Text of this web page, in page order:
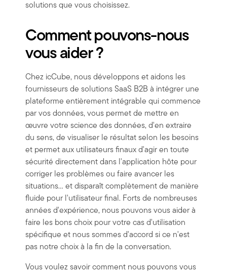
solutions que vous choisissez.
Comment pouvons-nous
vous aider ?
Chez icCube, nous développons et aidons les
fournisseurs de solutions SaaS B2B à intégrer une
plateforme entièrement intégrable qui commence
par vos données, vous permet de mettre en
œuvre votre science des données, d'en extraire
du sens, de visualiser le résultat selon les besoins
et permet aux utilisateurs finaux d'agir en toute
sécurité directement dans l'application hôte pour
corriger les problèmes ou faire avancer les
situations... et disparaît complètement de manière
fluide pour l'utilisateur final. Forts de nombreuses
années d'expérience, nous pouvons vous aider à
faire les bons choix pour votre cas d'utilisation
spécifique et nous sommes d'accord si ce n'est
pas notre choix à la fin de la conversation.
Vous voulez savoir comment nous pouvons vous